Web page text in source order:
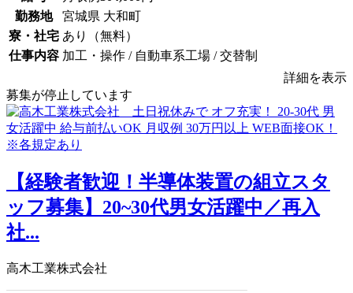
勤務地
宮城県 大和町
寮・社宅 あり（無料）
仕事内容 加工・操作 / 自動車系工場 / 交替制
詳細を表示
募集が停止しています
【経験者歓迎！半導体装置の組立スタ
ッフ募集】20~30代男女活躍中／再入
社...
高木工業株式会社